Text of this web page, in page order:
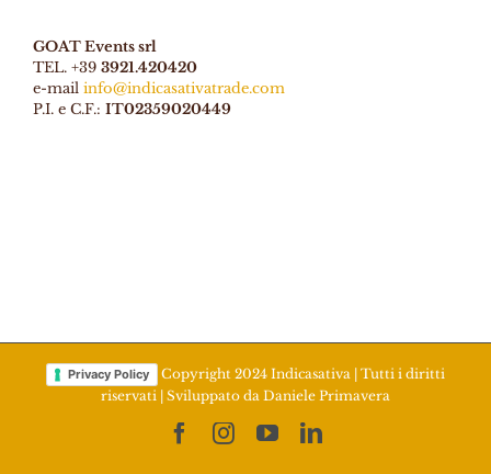
GOAT Events srl
TEL. +39 3921.420420
e-mail info@indicasativatrade.com
P.I. e C.F.: IT02359020449
Privacy Policy
Copyright 2024 Indicasativa | Tutti i diritti
riservati | Sviluppato da Daniele Primavera
Facebook
Instagram
YouTubeLinkedIn